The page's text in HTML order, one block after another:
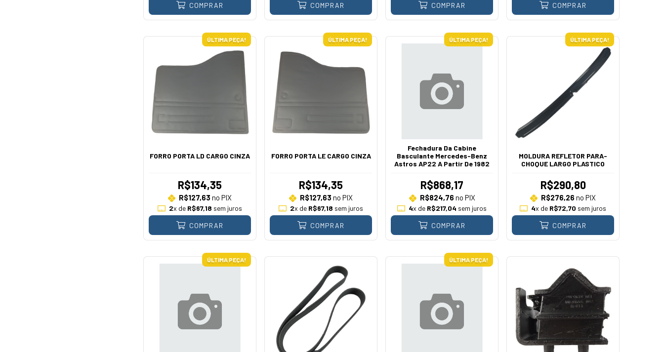
COMPRAR COMPRAR COMPRAR COMPRAR
ÚLTIMA PEÇA!
FORRO PORTA LD CARGO CINZA
R$134,35
R$127,63 no PIX
2x de R$67,18 sem juros
COMPRAR
ÚLTIMA PEÇA!
FORRO PORTA LE CARGO CINZA
R$134,35
R$127,63 no PIX
2x de R$67,18 sem juros
COMPRAR
ÚLTIMA PEÇA!
Fechadura Da Cabine
Basculante Mercedes-Benz
Astros AP22 A Partir De 1982
R$868,17
R$824,76 no PIX
4x de R$217,04 sem juros
COMPRAR
ÚLTIMA PEÇA!
MOLDURA REFLETOR PARA-
CHOQUE LARGO PLASTICO
R$290,80
R$276,26 no PIX
4x de R$72,70 sem juros
COMPRAR
ÚLTIMA PEÇA! ÚLTIMA PEÇA!